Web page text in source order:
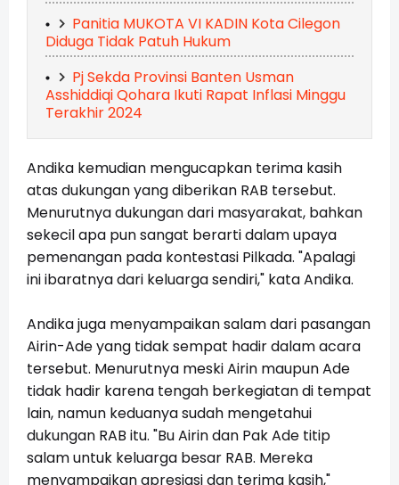
Panitia MUKOTA VI KADIN Kota Cilegon
Diduga Tidak Patuh Hukum
Pj Sekda Provinsi Banten Usman
Asshiddiqi Qohara Ikuti Rapat Inflasi Minggu
Terakhir 2024
Andika kemudian mengucapkan terima kasih
atas dukungan yang diberikan RAB tersebut.
Menurutnya dukungan dari masyarakat, bahkan
sekecil apa pun sangat berarti dalam upaya
pemenangan pada kontestasi Pilkada. "Apalagi
ini ibaratnya dari keluarga sendiri," kata Andika.
Andika juga menyampaikan salam dari pasangan
Airin-Ade yang tidak sempat hadir dalam acara
tersebut. Menurutnya meski Airin maupun Ade
tidak hadir karena tengah berkegiatan di tempat
lain, namun keduanya sudah mengetahui
dukungan RAB itu. "Bu Airin dan Pak Ade titip
salam untuk keluarga besar RAB. Mereka
menyampaikan apresiasi dan terima kasih,"